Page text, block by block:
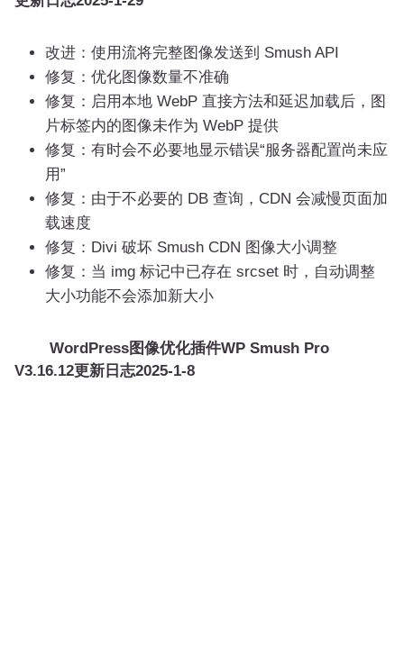
改进：使用流将完整图像发送到 Smush API
修复：优化图像数量不准确
修复：启用本地 WebP 直接方法和延迟加载后，图
片标签内的图像未作为 WebP 提供
修复：有时会不必要地显示错误“服务器配置尚未应
用”
修复：由于不必要的 DB 查询，CDN 会减慢页面加
载速度
修复：Divi 破坏 Smush CDN 图像大小调整
修复：当 img 标记中已存在 srcset 时，自动调整
大小功能不会添加新大小
WordPress图像优化插件WP Smush Pro
V3.16.12更新日志2025-1-8